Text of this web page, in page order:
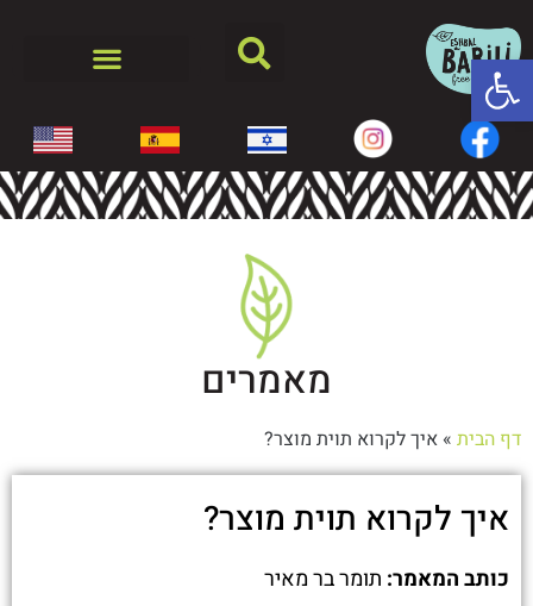
פתח סרגל נגישות
מאמרים
דף הבית » איך לקרוא תוית מוצר?
איך לקרוא תוית מוצר?
כותב המאמר: תומר בר מאיר